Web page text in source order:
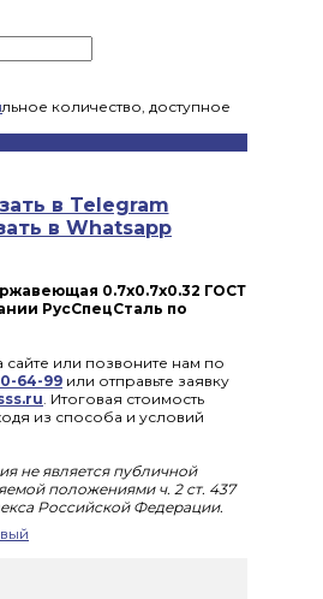
количество, доступное
в Telegram
в Whatsapp
0.7x0.7x0.32 ГОСТ
РусСпецСталь по
сайте или позвоните нам по
64-99 или отправьте заявку
. Итоговая стоимость
из способа и условий
не является публичной
положениями ч. 2 ст. 437
Российской Федерации.